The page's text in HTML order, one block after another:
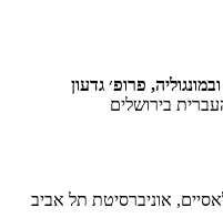
פרופ׳ גדעון
בירושלים
אוניברסיטת תל אביב